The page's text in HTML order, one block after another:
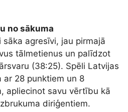
no sākuma
agresīvi, jau pirmajā
tālmetienus un palīdzot
(38:25). Spēli Latvijas
28 punktiem un 8
apliecinot savu vērtību kā
diriģentiem.